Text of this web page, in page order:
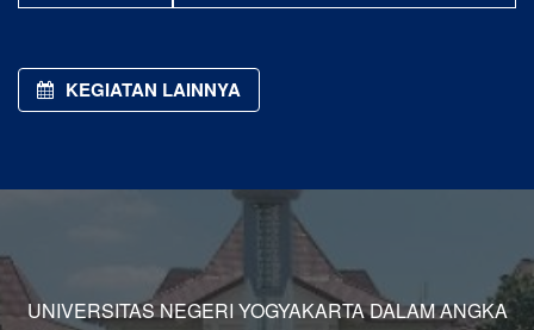
KEGIATAN LAINNYA
UNIVERSITAS NEGERI YOGYAKARTA DALAM ANGKA